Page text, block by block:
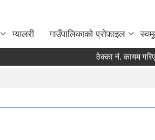
ग्यालरी गाउँपालिकाको प्रोफाइल
ठेक्का नंं. कायम